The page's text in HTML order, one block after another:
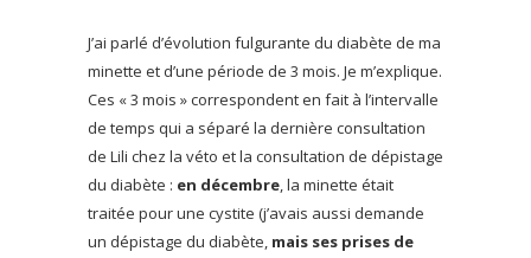
J’ai parlé d’évolution fulgurante du diabète de ma
minette et d’une période de 3 mois. Je m’explique.
Ces « 3 mois » correspondent en fait à l’intervalle
de temps qui a séparé la dernière consultation
de Lili chez la véto et la consultation de dépistage
du diabète : en décembre, la minette était
traitée pour une cystite (j’avais aussi demande
un dépistage du diabète, mais ses prises de